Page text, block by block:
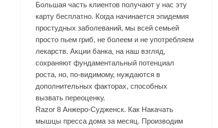
Большая часть клиентов получают у нас эту
карту бесплатно. Когда начинается эпидемия
простудных заболеваний, мы всей семьей
просто пьем гриб, не болеем и не употребляем
лекарств. Акции банка, на наш взгляд,
сохраняют фундаментальный потенциал
роста, но, по-видимому, нуждаются в
дополнительных факторах, способных
вызвать переоценку.
Razor 8 Анжеро-Судженск. Как Накачать
мышцы пресса дома за месяц. Производим